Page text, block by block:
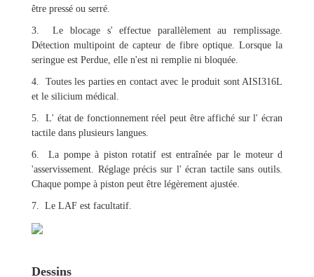
être pressé ou serré.
3. Le blocage s' effectue parallèlement au remplissage.
Détection multipoint de capteur de fibre optique. Lorsque la
seringue est Perdue, elle n'est ni remplie ni bloquée.
4. Toutes les parties en contact avec le produit sont AISI316L
et le silicium médical.
5. L' état de fonctionnement réel peut être affiché sur l' écran
tactile dans plusieurs langues.
6. La pompe à piston rotatif est entraînée par le moteur d
'asservissement. Réglage précis sur l' écran tactile sans outils.
Chaque pompe à piston peut être légèrement ajustée.
7. Le LAF est facultatif.
Dessins